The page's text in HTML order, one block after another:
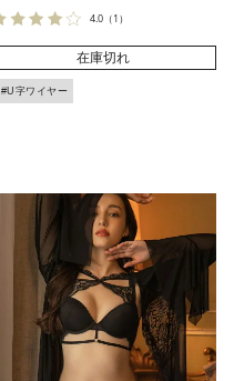
4.0（1）
在庫切れ
#U字ワイヤー